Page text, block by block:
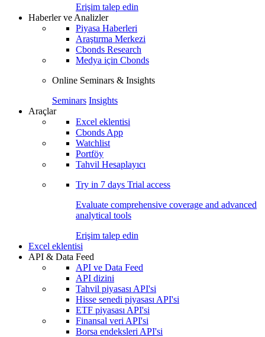
Erişim talep edin
Haberler ve Analizler
Piyasa Haberleri
Araştırma Merkezi
Cbonds Research
Medya için Cbonds
Online Seminars & Insights
Seminars Insights
Araçlar
Excel eklentisi
Cbonds App
Watchlist
Portföy
Tahvil Hesaplayıcı
Try in 7 days Trial access
Evaluate comprehensive coverage and advanced
analytical tools
Erişim talep edin
Excel eklentisi
API & Data Feed
API ve Data Feed
API dizini
Tahvil piyasası API'si
Hisse senedi piyasası API'si
ETF piyasası API'si
Finansal veri API'si
Borsa endeksleri API'si